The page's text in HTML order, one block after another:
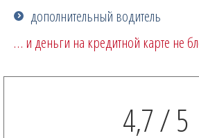
дополнительный водитель
… и деньги на кредитной карте не
4,7 / 5